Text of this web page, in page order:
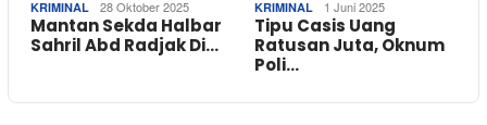
KRIMINAL 28 Oktober 2025
Mantan Sekda Halbar
Sahril Abd Radjak Di…
KRIMINAL 1 Juni 2025
Tipu Casis Uang
Ratusan Juta, Oknum
Poli…